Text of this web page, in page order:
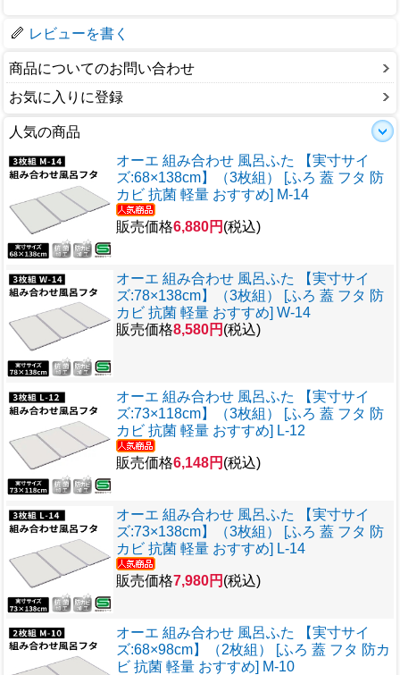
レビューを書く
商品についてのお問い合わせ
お気に入りに登録
人気の商品
オーエ 組み合わせ 風呂ふた 【実寸サイ
ズ:68×138cm】（3枚組） [ふろ 蓋 フタ 防
カビ 抗菌 軽量 おすすめ] M-14
販売価格6,880円 (税込)
オーエ 組み合わせ 風呂ふた 【実寸サイ
ズ:78×138cm】（3枚組） [ふろ 蓋 フタ 防
カビ 抗菌 軽量 おすすめ] W-14
販売価格8,580円 (税込)
オーエ 組み合わせ 風呂ふた 【実寸サイ
ズ:73×118cm】（3枚組） [ふろ 蓋 フタ 防
カビ 抗菌 軽量 おすすめ] L-12
販売価格6,148円 (税込)
オーエ 組み合わせ 風呂ふた 【実寸サイ
ズ:73×138cm】（3枚組） [ふろ 蓋 フタ 防
カビ 抗菌 軽量 おすすめ] L-14
販売価格7,980円 (税込)
オーエ 組み合わせ 風呂ふた 【実寸サイ
ズ:68×98cm】（2枚組） [ふろ 蓋 フタ 防カ
ビ 抗菌 軽量 おすすめ] M-10